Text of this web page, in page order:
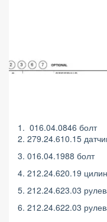
1. 016.04.0846 болт
2. 279.24.610.15
3. 016.04.1988 болт
4. 212.24.620.19
5. 212.24.623.03
6. 212.24.622.03